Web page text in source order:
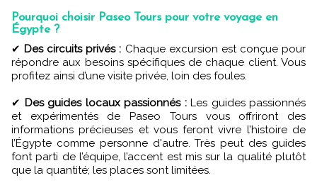
Pourquoi choisir Paseo Tours pour votre voyage en
Égypte ?
Des circuits privés : Chaque excursion est conçue pour
répondre aux besoins spécifiques de chaque client. Vous
profitez ainsi d’une visite privée, loin des foules.
✔ Des guides locaux passionnés :Les guides passionnés
et expérimentés de Paseo Tours vous offriront des
informations précieuses et vous feront vivre l’histoire de
l’Égypte comme personne d'autre. Très peut des guides
font parti de l’équipe, l’accent est mis sur la qualité plutôt
que la quantité; les places sont limitées.